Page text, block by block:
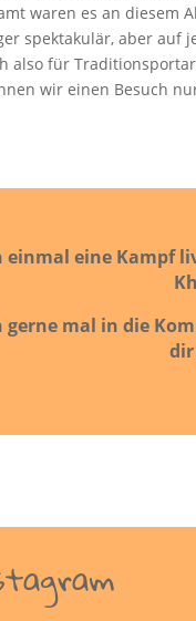
waren es an diesem
spektakulär, aber auf
also für
wir einen Besuch
einmal eine Kampf
gerne mal in die